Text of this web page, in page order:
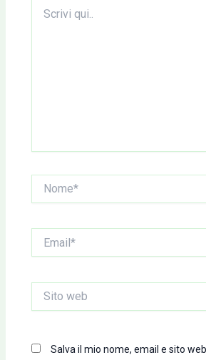
qui..
web
Salva il mio nome, email e sito